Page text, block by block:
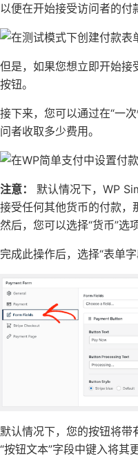
以便在开始接受访问者的付
但是，如果您想立即开始接
按钮。
接下来，您可以通过在“一
问者收取多少费用。
注意：
默认情况下，WP
接受任何其他货币的付款，
然后，您可以选择“货币”选
完成此操作后，选择“表单字
默认情况下，您的按钮将带
“按钮文本”字段中键入将其